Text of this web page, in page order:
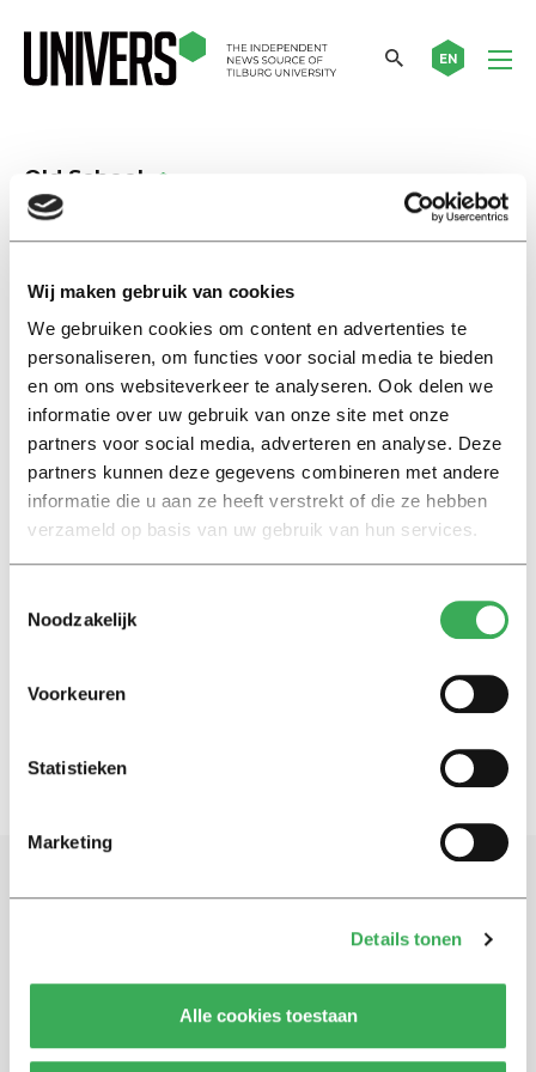
Wij maken gebruik van cookies
We gebruiken cookies om content en advertenties te
personaliseren, om functies voor social media te bieden
en om ons websiteverkeer te analyseren. Ook delen we
informatie over uw gebruik van onze site met onze
partners voor social media, adverteren en analyse. Deze
partners kunnen deze gegevens combineren met andere
informatie die u aan ze heeft verstrekt of die ze hebben
verzameld op basis van uw gebruik van hun services.
Noodzakelijk
Voorkeuren
Statistieken
Marketing
Details tonen
Alle cookies toestaan
EN
Old School
Johan de Vries and the
university
10 mei 2022
Old School
Fifty years of Psychology:
pioneering spirit and resilience
04 mei 2022
Praise for the value of an
Schrijf je in voor onze nieuwsbrief
Blijf op de hoogte. Meld je aan voor de nieuwsbrief van
Univers.
Aanmelden